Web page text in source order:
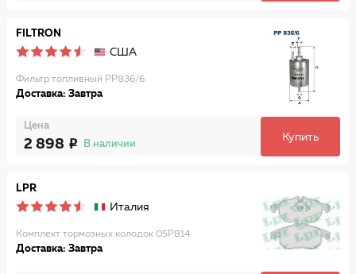
FILTRON
США
Фильтр топливный PP836/6
Доставка: Завтра
Цена
2 898 В наличии
Купить
LPR
Италия
Комплект тормозных колодок 05P814
Доставка: Завтра